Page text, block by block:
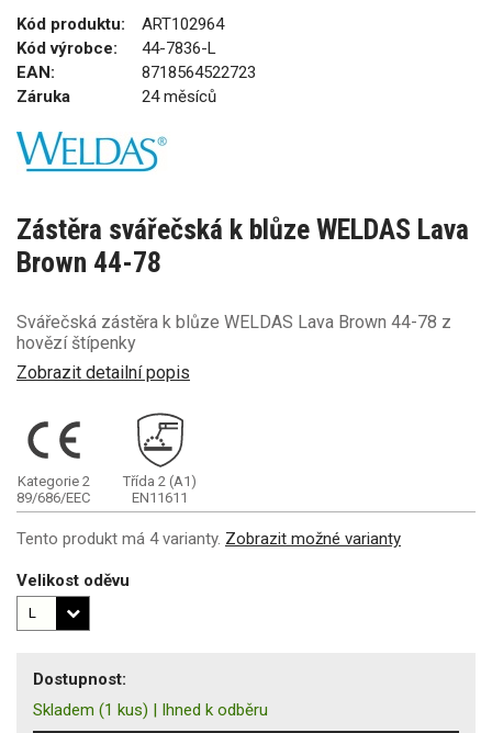
Kód produktu:
ART102964
Kód výrobce:
44-7836-L
EAN:
8718564522723
Záruka
24 měsíců
Zástěra svářečská k blůze WELDAS Lava
Brown 44-78
Svářečská zástěra k blůze WELDAS Lava Brown 44-78 z
hovězí štípenky
Zobrazit detailní popis
Kategorie 2
89/686/EEC
Třída 2 (A1)
EN11611
Tento produkt má 4 varianty. Zobrazit možné varianty
Velikost oděvu
Dostupnost:
Skladem (1 kus) | Ihned k odběru